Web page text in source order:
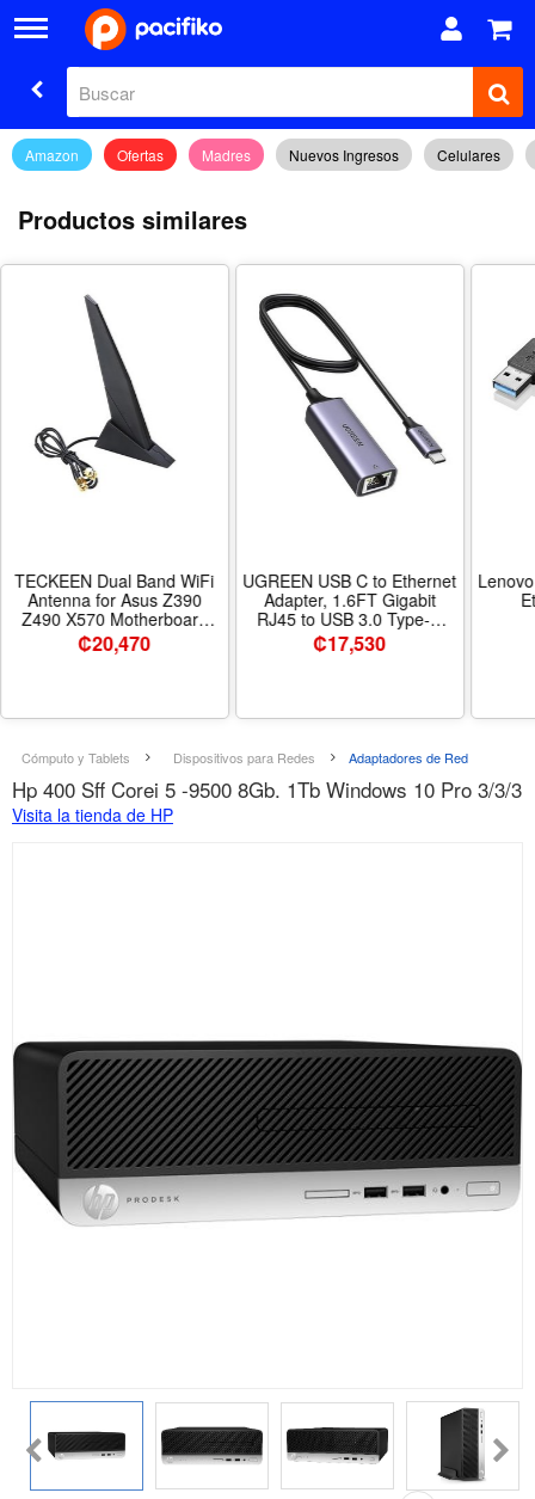
Amazon Ofertas Madres Nuevos Ingresos Celulares
Productos similares
TECKEEN Dual Band WiFi
Antenna for Asus Z390
Z490 X570 Motherboard
2T2R, 2.4G/5G WiFi6e
Antenna with Extension
₡20,470
UGREEN USB C to Ethernet
Adapter, 1.6FT Gigabit
RJ45 to USB 3.0 Type-C
(Thunderbolt 3) Ethernet
LAN Network Adapter,
More - Tamaño 1.6FT -
₡17,530
Cómputo y Tablets Dispositivos para Redes Adaptadores de Red
Hp 400 Sff Corei 5 -9500 8Gb. 1Tb Windows 10 Pro 3/3/3
Visita la tienda de HP